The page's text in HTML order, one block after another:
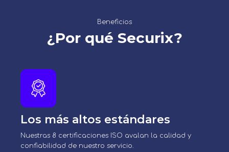
Beneficios
¿Por qué Securix?
Los más altos estándares
Nuestras 8 certificaciones ISO avalan la calidad y
confiabilidad de nuestro servicio.